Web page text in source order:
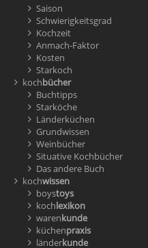
Saison
Schwierigkeitsgrad
Kochzeit
Anmach-Faktor
Kosten
Starkoch
kochbücher
Buchtipps
Starköche
Länderküchen
Grundwissen
Weinbücher
Situative Kochbücher
Das andere Buch
kochwissen
boystoys
kochlexikon
warenkunde
küchenpraxis
länderkunde